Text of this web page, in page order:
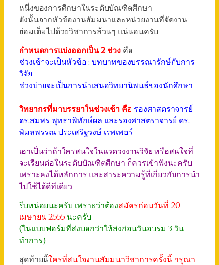
หนึ่งของการศึกษาในระดับบัณฑิตศึกษา
ดังนั้นจากหัวข้องานสัมมนาและหน่วยงานที่จัดงาน
ย่อมเต็มไปด้วยวิชาการล้วนๆ แน่นอนครับ
กำหนดการแบ่งออกเป็น 2 ช่วงคือ
ช่วงเช้าจะเป็นหัวข้อ : บทบาทของบรรณารักษ์กับการ
วิจัย
ช่วงบ่ายจะเป็นการนำเสนอวิทยานิพนธ์ของนักศึกษา
วิทยากรที่มาบรรยาในช่วงเช้า คือ รองศาสตราจารย์
ดร.สมพร พุทธาพิทักษ์ผล และรองศาสตราจารย์ ดร.
พิมลพรรณ ประเสริฐวงษ์ เรพเพอร์
เอาเป็นว่าถ้าใครสนใจในแวดวงงานวิจัย หรือสนใจที่
จะเรียนต่อในระดับบัณฑิตศึกษา ก็ควรเข้าฟังนะครับ
เพราะคงได้หลักการ และสาระความรู้ที่เกี่ยวกับการนำ
ไปใช้ได้ดีทีเดียว
รีบหน่อยนะครับ เพราะว่าต้องสมัครก่อนวันที่ 20
เมษายน 2555นะครับ
(ในแบบฟอร์มที่ส่งบอกว่าให้ส่งก่อนวันอบรม 3 วัน
ทำการ)
สุดท้ายนี้ใครที่สนใจงานสัมมนาวิชาการครั้งนี้ กรุณา